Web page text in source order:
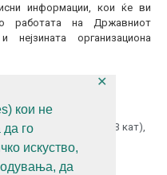
кои не
го
искуство,
да
✕
информации, кои ќе ви
работата на Државниот
нејзината организациона
Радио Телевизија 13 кат),
462